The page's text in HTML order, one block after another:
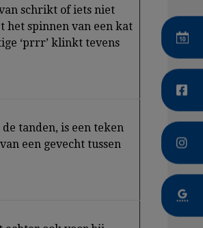
schrikt of iets niet
het spinnen van een kat
‘prrr’ klinkt tevens
tanden, is een teken
een gevecht tussen